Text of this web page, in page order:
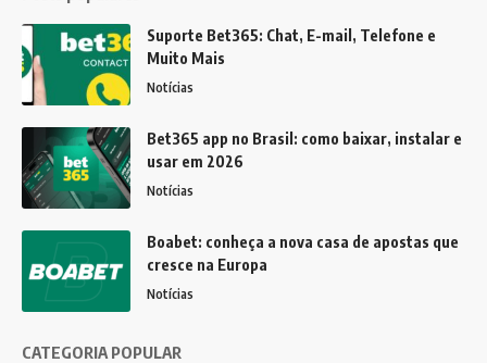
Suporte Bet365: Chat, E-mail, Telefone e
Muito Mais
Notícias
Bet365 app no Brasil: como baixar, instalar e
usar em 2026
Notícias
Boabet: conheça a nova casa de apostas que
cresce na Europa
Notícias
CATEGORIA POPULAR